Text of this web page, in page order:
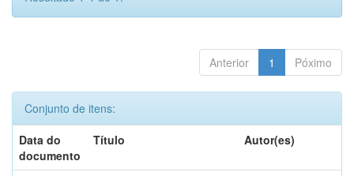
Anterior 1 Póximo
Conjunto de itens:
Data do
documento
Título Autor(es)